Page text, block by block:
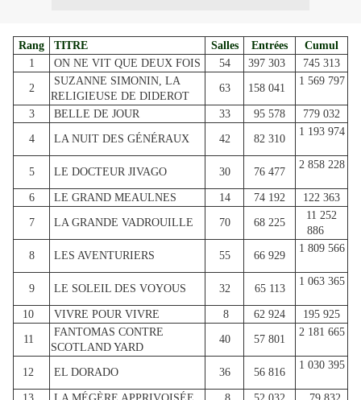
Rang TITRE Salles Entrées
Cumul
1
ON NE VIT QUE DEUX FOIS 54 397 303 745 313
2
SUZANNE SIMONIN, LA
RELIGIEUSE DE DIDEROT
63 158 041
1 569 797
3 BELLE DE JOUR 33 95 578 779 032
4 LA NUIT DES GÉNÉRAUX 42 82 310
1 193 974
5 LE DOCTEUR JIVAGO 30 76 477
2 858 228
6 LE GRAND MEAULNES 14 74 192 122 363
7 LA GRANDE VADROUILLE 70 68 225
11 252
886
8 LES AVENTURIERS 55 66 929
1 809 566
9 LE SOLEIL DES VOYOUS 32 65 113
1 063 365
10 VIVRE POUR VIVRE 8 62 924 195 925
11
FANTOMAS CONTRE
SCOTLAND YARD
40 57 801
2 181 665
12 EL DORADO 36 56 816
1 030 395